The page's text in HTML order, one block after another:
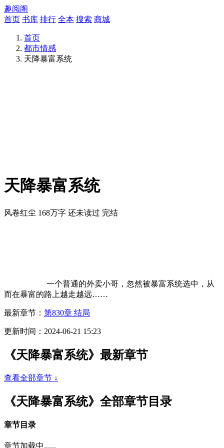
趣阅阁
首页 书库 排行 全本 搜索 商城
首页
都市情感
天降暴富系统
天降暴富系统
风卷红尘 168万字 还未读过 完结
一个普通的外卖小哥，忽然被暴富系统选中，从
而在暴富的路上越走越远……
最新章节： 第830章 结局
更新时间：2024-06-21 15:23
《天降暴富系统》最新章节
查看全部章节 ↓
《天降暴富系统》全部章节目录
章节目录
章节加载中......